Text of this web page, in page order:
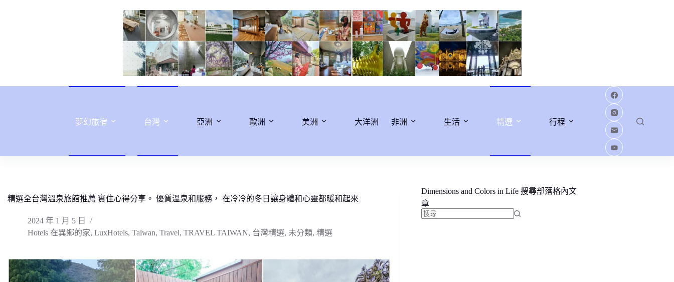
夢幻旅宿 台灣 亞洲 歐洲 美洲 大洋洲 非洲 生活 精選 行程
精選全台灣溫泉旅館推薦 實住心得分享。 優質溫泉和服務， 在冷冷的冬日讓身體和心靈都暖和起來
2024 年 1 月 5 日
Hotels 在異鄉的家, LuxHotels, Taiwan, Travel, TRAVEL TAIWAN, 台灣精選, 未分類, 精選
Dimensions and Colors in Life 搜尋部落格內文
章